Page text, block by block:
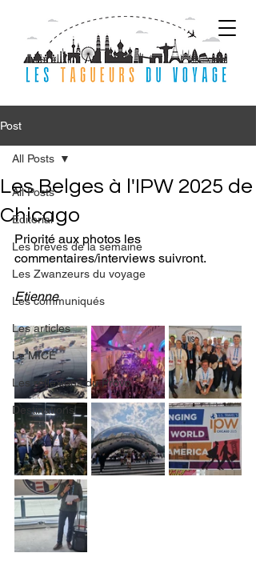
Post
All Posts
Editorial
Les brèves de la semaine
Les Zwanzeurs du voyage
Les communiqués
Les articles
Le MICE
Les réflexions du Provo
Destinations
All Posts
Les Belges à l'IPW 2025 de
Chicago
Priorité aux photos les
commentaires/interviews suivront.
Etienne